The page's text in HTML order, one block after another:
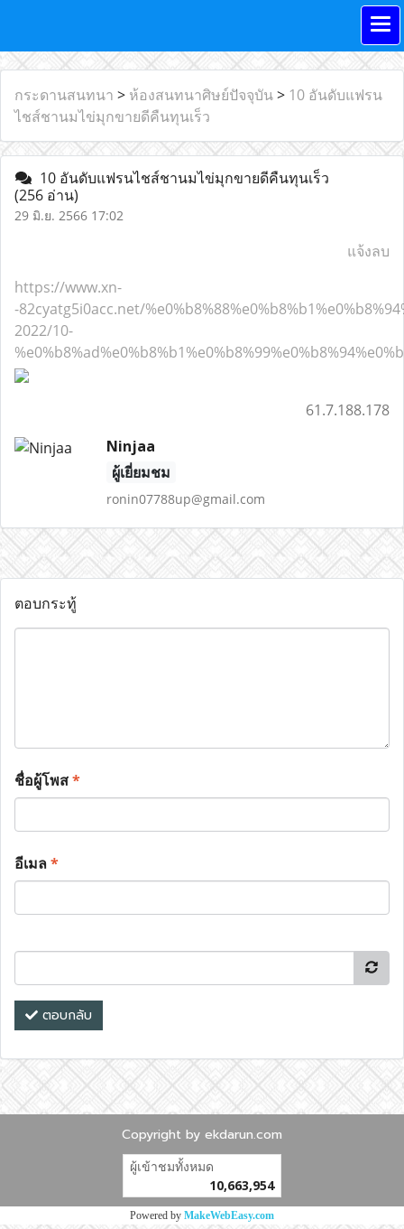
กระดานสนทนา > ห้องสนทนาศิษย์ปัจจุบัน> 10 อันดับแฟรน
ไชส์ชานมไข่มุกขายดีคืนทุนเร็ว
10 อันดับแฟรนไชส์ชานมไข่มุกขายดีคืนทุนเร็ว
(256 อ่าน)
29 มิ.ย. 2566 17:02
แจ้งลบ
https://www.xn-
-82cyatg5i0acc.net/
2022/10-
61.7.188.178
Ninjaa
ผู้เยี่ยมชม
ronin07788up@gmail.com
ตอบกระทู้
ชื่อผู้โพส*
อีเมล*
ตอบกลับ
Copyright by ekdarun.com
ผู้เข้าชมวันนี้
Powered byMakeWebEasy.com